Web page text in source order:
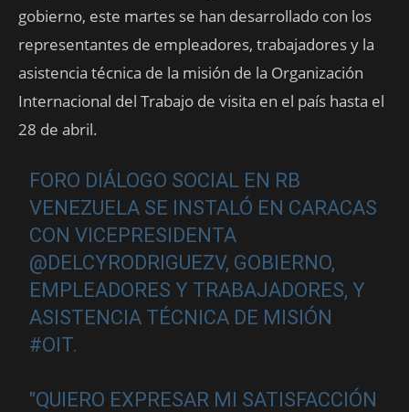
gobierno, este martes se han desarrollado con los
representantes de empleadores, trabajadores y la
asistencia técnica de la misión de la Organización
Internacional del Trabajo de visita en el país hasta el
28 de abril.
FORO DIÁLOGO SOCIAL EN RB
VENEZUELA SE INSTALÓ EN CARACAS
CON VICEPRESIDENTA
@DELCYRODRIGUEZV, GOBIERNO,
EMPLEADORES Y TRABAJADORES, Y
ASISTENCIA TÉCNICA DE MISIÓN
#OIT.
"QUIERO EXPRESAR MI SATISFACCIÓN